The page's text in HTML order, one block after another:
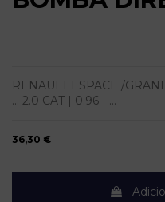
RENAULT ESPACE /
... 2.0 CAT | 0.96 - ...
36,30 €